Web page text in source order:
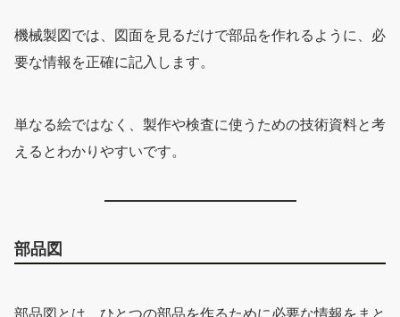
機械製図では、図面を見るだけで部品を作れるように、必
要な情報を正確に記入します。
単なる絵ではなく、製作や検査に使うための技術資料と考
えるとわかりやすいです。
部品図